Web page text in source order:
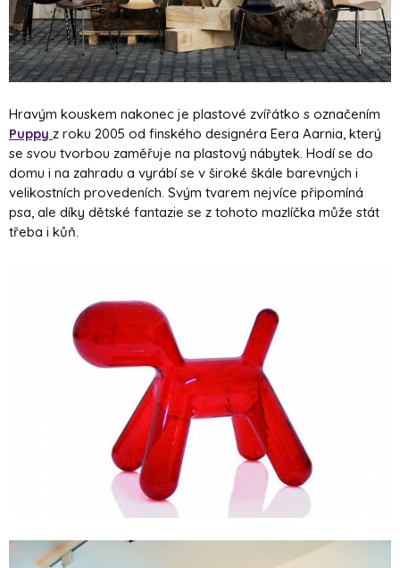
Hravým kouskem nakonec je plastové zvířátko s označením
Puppy z roku 2005 od finského designéra Eera Aarnia, který
se svou tvorbou zaměřuje na plastový nábytek. Hodí se do
domu i na zahradu a vyrábí se v široké škále barevných i
velikostních provedeních. Svým tvarem nejvíce připomíná
psa, ale díky dětské fantazie se z tohoto mazlíčka může stát
třeba i kůň.